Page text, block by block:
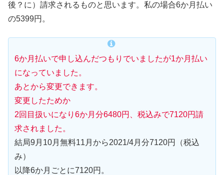
後？に）請求されるものと思います。私の場合6か月払い
の5399円。
6か月払いで申し込んだつもりでいましたが1か月払い
になっていました。
あとから変更できます。
変更したためか
2回目扱いになり6か月分6480円、税込みで7120円請
求されました。
結局9月10月無料11月から2021/4月分7120円（税込
み）
以降6か月ごとに7120円。